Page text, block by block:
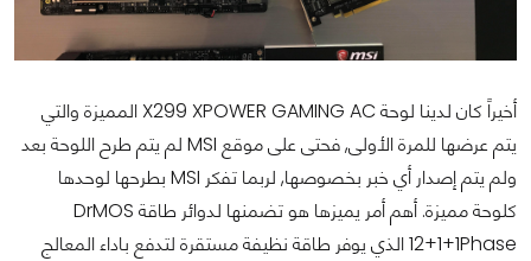
أخيراً كان لدينا لوحة X299 XPOWER GAMING AC المميزة والتي
يتم عرضها للمرة الأولى, فحتى على موقع MSI لم يتم طرح اللوحة بعد
ولم يتم إصدار أي خبر بخصوصها, لربما تفكر MSI بطرحها لوحدها
كلوحة مميزة. أهم أمر يميزها هو تضمنها لدوائر طاقة DrMOS
12+1+1Phase الذي يوفر طاقة نظيفة مستقرة لتدفع باداء المعالج